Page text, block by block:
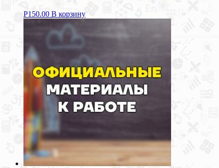
Р150.00 В корзину